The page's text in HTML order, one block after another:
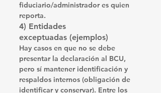
fiduciario/administrador es quien
reporta.
4) Entidades
exceptuadas (ejemplos)
Hay casos en que no se debe
presentar la declaración al BCU,
pero sí mantener identificación y
respaldos internos (obligación de
identificar y conservar). Entre los